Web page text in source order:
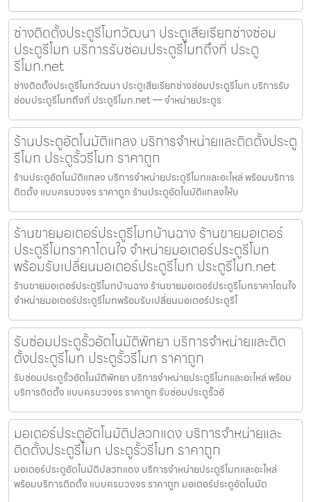
ช่างติดตั้งประตูรีโมทวัฒนา ประตูเสียเรียกช่างซ่อม
ประตูรีโมท บริการรับซ่อมประตูรีโมทถึงที่ ประตู
รีโมท.net
ช่างติดตั้งประตูรีโมทวัฒนา ประตูเสียเรียกช่างซ่อมประตูรีโมท บริการรับ
ซ่อมประตูรีโมทถึงที่ ประตูรีโมท.net — จำหน่ายประตูร
ร้านประตูอัตโนมัติแกลง บริการจำหน่ายและติดตั้งประตู
รีโมท ประตูรั้วรีโมท ราคาถูก
ร้านประตูอัตโนมัติแกลง บริการจำหน่ายประตูรีโมทและอะไหล่ พร้อมบริการ
ติดตั้ง แบบครบวงจร ราคาถูก ร้านประตูอัตโนมัติแกลงให้บ
ร้านขายมอเตอร์ประตูรีโมทบ้านฉาง ร้านขายมอเตอร์
ประตูรีโมทราคาโดนใจ จำหน่ายมอเตอร์ประตูรีโมท
พร้อมรับเปลี่ยนมอเตอร์ประตูรีโมท ประตูรีโมท.net
ร้านขายมอเตอร์ประตูรีโมทบ้านฉาง ร้านขายมอเตอร์ประตูรีโมทราคาโดนใจ
จำหน่ายมอเตอร์ประตูรีโมทพร้อมรับเปลี่ยนมอเตอร์ประตูรีโ
รับซ่อมประตูรั้วอัตโนมัติพัทยา บริการจำหน่ายและติด
ตั้งประตูรีโมท ประตูรั้วรีโมท ราคาถูก
รับซ่อมประตูรั้วอัตโนมัติพัทยา บริการจำหน่ายประตูรีโมทและอะไหล่ พร้อม
บริการติดตั้ง แบบครบวงจร ราคาถูก รับซ่อมประตูรั้วอั
มอเตอร์ประตูอัตโนมัติปลวกแดง บริการจำหน่ายและ
ติดตั้งประตูรีโมท ประตูรั้วรีโมท ราคาถูก
มอเตอร์ประตูอัตโนมัติปลวกแดง บริการจำหน่ายประตูรีโมทและอะไหล่
พร้อมบริการติดตั้ง แบบครบวงจร ราคาถูก มอเตอร์ประตูอัตโนมัต